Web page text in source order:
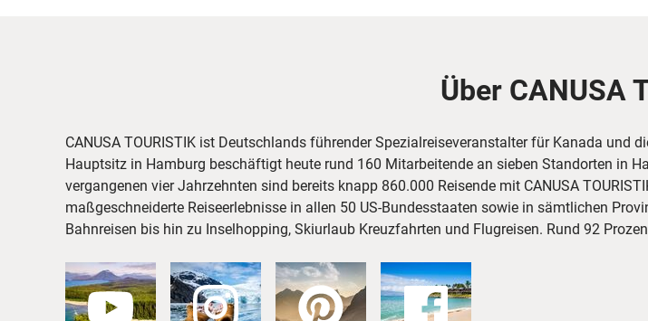
Über CANUSA
CANUSA TOURISTIK ist Deutschlands führender Spezialreiseveranstalter für Kanada
Hauptsitz in Hamburg beschäftigt heute rund 160 Mitarbeitende an sieben Standorten in
vergangenen vier Jahrzehnten sind bereits knapp 860.000 Reisende mit CANUSA
maßgeschneiderte Reiseerlebnisse in allen 50 US-Bundesstaaten sowie in sämtlichen
Bahnreisen bis hin zu Inselhopping, Skiurlaub Kreuzfahrten und Flugreisen. Rund 92